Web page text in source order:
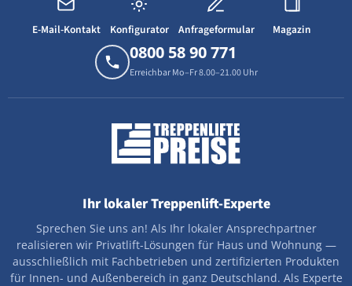
E-Mail-Kontakt Konfigurator Anfrageformular Magazin
0800 58 90 771
Erreichbar Mo–Fr 8.00–21.00 Uhr
Ihr lokaler Treppenlift-Experte
Sprechen Sie uns an! Als Ihr lokaler Ansprechpartner
realisieren wir Privatlift-Lösungen für Haus und Wohnung —
ausschließlich mit Fachbetrieben und zertifizierten Produkten
für Innen- und Außenbereich in ganz Deutschland. Als Experte